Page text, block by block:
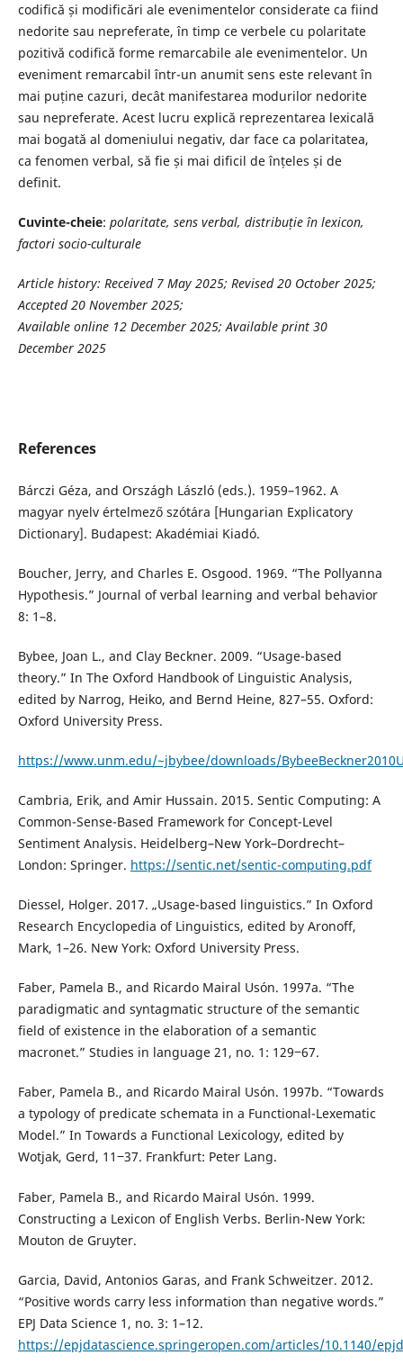
codifică și modificări ale evenimentelor considerate ca fiind
nedorite sau nepreferate, în timp ce verbele cu polaritate
pozitivă codifică forme remarcabile ale evenimentelor. Un
eveniment remarcabil într-un anumit sens este relevant în
mai puține cazuri, decât manifestarea modurilor nedorite
sau nepreferate. Acest lucru explică reprezentarea lexicală
mai bogată al domeniului negativ, dar face ca polaritatea,
ca fenomen verbal, să fie și mai dificil de înțeles și de
definit.
Cuvinte-cheie: polaritate, sens verbal, distribuție în lexicon,
factori socio-culturale
Article history: Received 7 May 2025; Revised 20 October 2025;
Accepted 20 November 2025;
Available online 12 December 2025; Available print 30
December 2025
References
Bárczi Géza, and Országh László (eds.). 1959–1962. A
magyar nyelv értelmező szótára [Hungarian Explicatory
Dictionary]. Budapest: Akadémiai Kiadó.
Boucher, Jerry, and Charles E. Osgood. 1969. “The Pollyanna
Hypothesis.” Journal of verbal learning and verbal behavior
8: 1–8.
Bybee, Joan L., and Clay Beckner. 2009. “Usage-based
theory.” In The Oxford Handbook of Linguistic Analysis,
edited by Narrog, Heiko, and Bernd Heine, 827–55. Oxford:
Oxford University Press.
https://www.unm.edu/~jbybee/downloads/
Cambria, Erik, and Amir Hussain. 2015. Sentic Computing: A
Common-Sense-Based Framework for Concept-Level
Sentiment Analysis. Heidelberg–New York–Dordrecht–
London: Springer. https://sentic.net/sentic-computing.pdf
Diessel, Holger. 2017. „Usage-based linguistics.” In Oxford
Research Encyclopedia of Linguistics, edited by Aronoff,
Mark, 1–26. New York: Oxford University Press.
Faber, Pamela B., and Ricardo Mairal Usón. 1997a. “The
paradigmatic and syntagmatic structure of the semantic
field of existence in the elaboration of a semantic
macronet.” Studies in language 21, no. 1: 129‒67.
Faber, Pamela B., and Ricardo Mairal Usón. 1997b. “Towards
a typology of predicate schemata in a Functional-Lexematic
Model.” In Towards a Functional Lexicology, edited by
Wotjak, Gerd, 11‒37. Frankfurt: Peter Lang.
Faber, Pamela B., and Ricardo Mairal Usón. 1999.
Constructing a Lexicon of English Verbs. Berlin-New York:
Mouton de Gruyter.
Garcia, David, Antonios Garas, and Frank Schweitzer. 2012.
“Positive words carry less information than negative words.”
EPJ Data Science 1, no. 3: 1–12.
https://epjdatascience.springeropen.com/articles/10.1140/